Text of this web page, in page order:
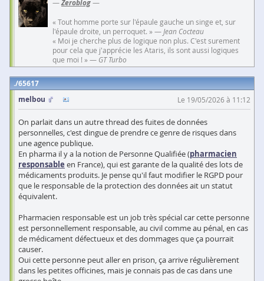
—Zeroblog—
« Tout homme porte sur l'épaule gauche un singe et, sur
l'épaule droite, un perroquet. » — Jean Cocteau
« Moi je cherche plus de logique non plus. C'est surement
pour cela que j'apprécie les Ataris, ils sont aussi logiques
que moi ! » — GT Turbo
65617
melbou
Le 19/05/2026 à 11:12
On parlait dans un autre thread des fuites de données
personnelles, c'est dingue de prendre ce genre de risques dans
une agence publique.
En pharma il y a la notion de Personne Qualifiée (pharmacien
responsable en France), qui est garante de la qualité des lots de
médicaments produits. Je pense qu'il faut modifier le RGPD pour
que le responsable de la protection des données ait un statut
équivalent.
Pharmacien responsable est un job très spécial car cette personne
est personnellement responsable, au civil comme au pénal, en cas
de médicament défectueux et des dommages que ça pourrait
causer.
Oui cette personne peut aller en prison, ça arrive régulièrement
dans les petites officines, mais je connais pas de cas dans une